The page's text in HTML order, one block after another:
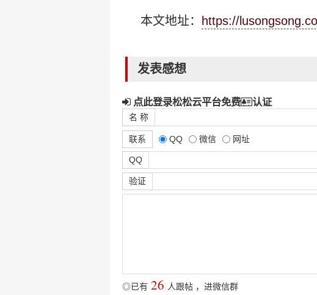
本文地址： https://
发表感想
点此登录松松云平台免费 认证
名 称
联系 QQ 微信 网址
QQ
验证
◎已有 26 人跟帖 ， 进微信群